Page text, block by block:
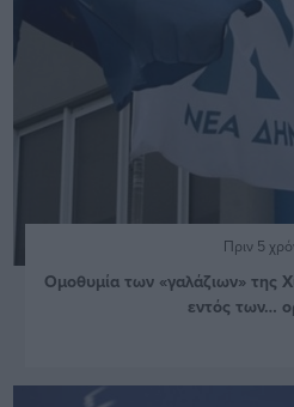
Πριν 5
Ομοθυμία των «γαλάζιων» της
εντός των…